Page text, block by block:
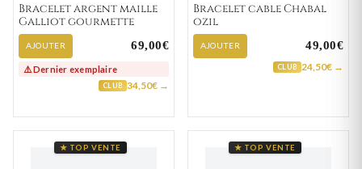
Bracelet argent maille
Galliot gourmette
AJOUTER 69,00€
⚠️ Dernier exemplaire
CLUB 34,50€ →
Bracelet cable Chabal
ozil
AJOUTER 49,00€
CLUB 24,50€ →
★ TOP VENTE ★ TOP VENTE